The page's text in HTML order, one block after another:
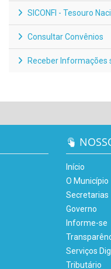
SICONFI - Tesouro
Consultar Convênios
Receber Informações
Início
O Município
Secretarias
Governo
Informe-se
Serviços
Tributário